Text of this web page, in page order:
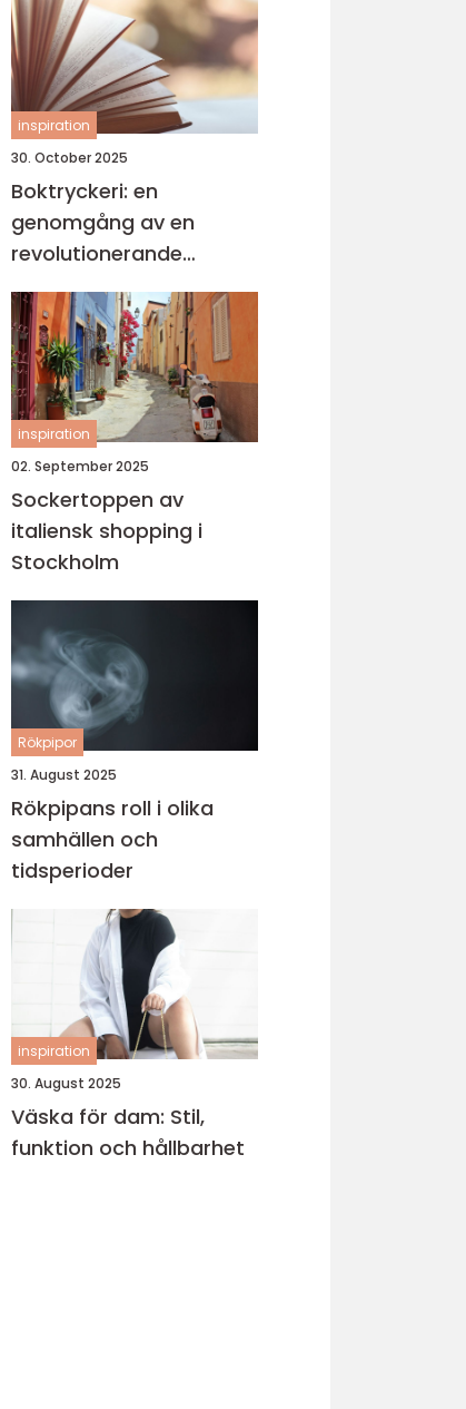
inspiration
30. October 2025
Boktryckeri: en
genomgång av en
revolutionerande
teknologi
inspiration
02. September 2025
Sockertoppen av
italiensk shopping i
Stockholm
Rökpipor
31. August 2025
Rökpipans roll i olika
samhällen och
tidsperioder
inspiration
30. August 2025
Väska för dam: Stil,
funktion och hållbarhet